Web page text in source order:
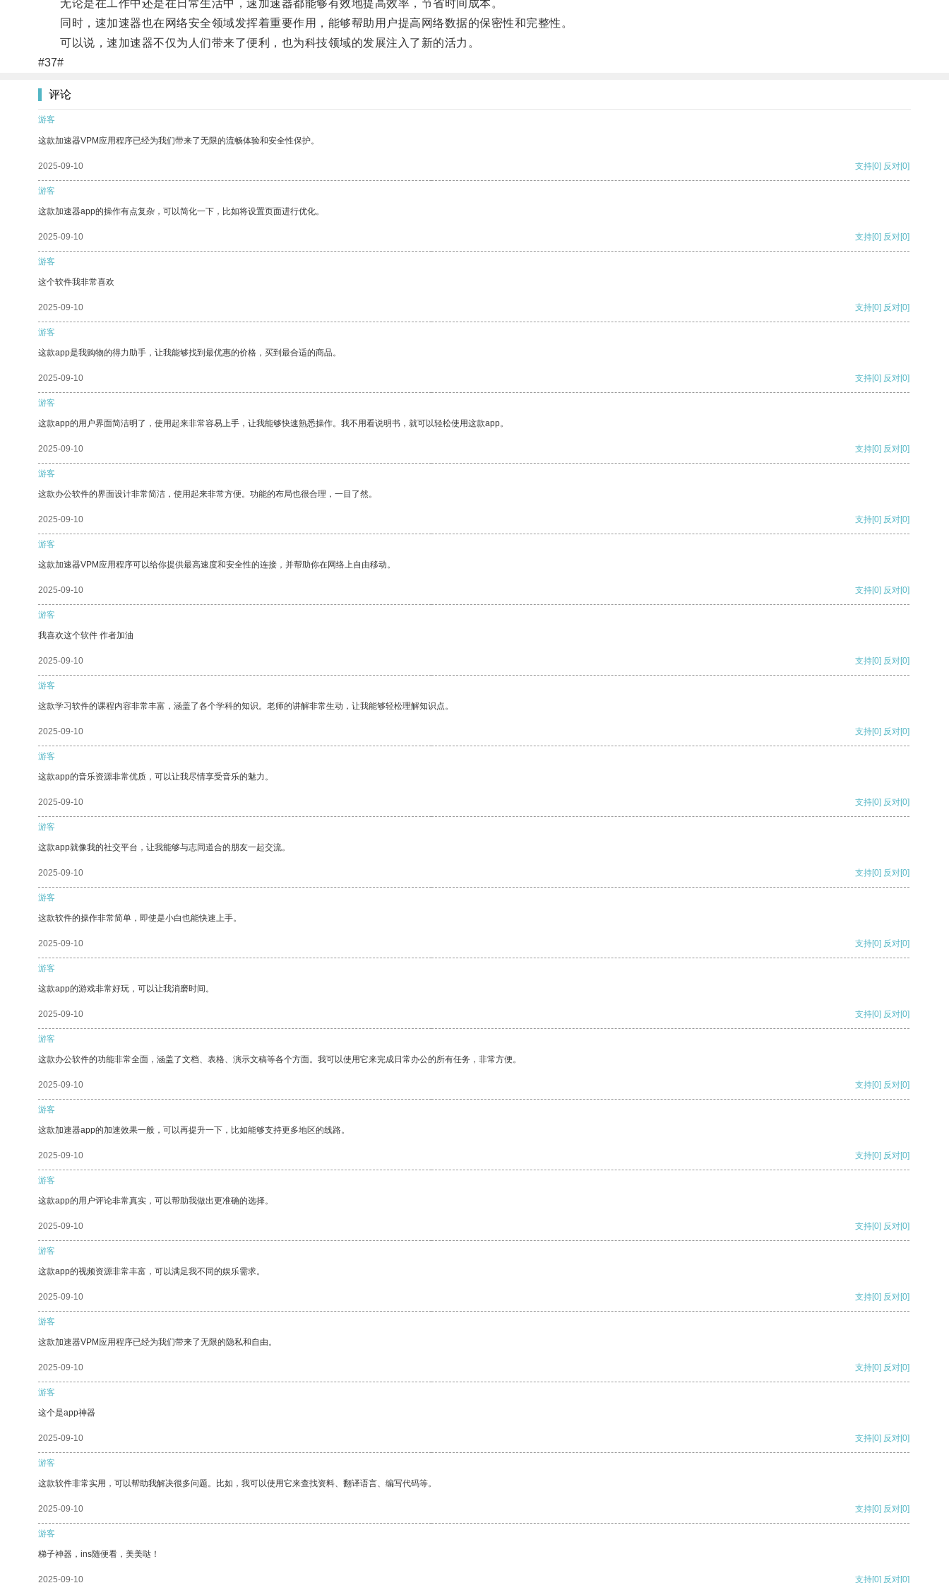
无论是在工作中还是在日常生活中，速加速器都能够有效地提高效率，节省时间成本。
同时，速加速器也在网络安全领域发挥着重要作用，能够帮助用户提高网络数据的保密性和完整性。
可以说，速加速器不仅为人们带来了便利，也为科技领域的发展注入了新的活力。
#37#
评论
游客
这款加速器VPM应用程序已经为我们带来了无限的流畅体验和安全性保护。
2025-09-10 支持[0] 反对[0]
游客
这款加速器app的操作有点复杂，可以简化一下，比如将设置页面进行优化。
2025-09-10 支持[0] 反对[0]
游客
这个软件我非常喜欢
2025-09-10 支持[0] 反对[0]
游客
这款app是我购物的得力助手，让我能够找到最优惠的价格，买到最合适的商品。
2025-09-10 支持[0] 反对[0]
游客
这款app的用户界面简洁明了，使用起来非常容易上手，让我能够快速熟悉操作。我不用看说明书，就可以轻松使用这款app。
2025-09-10 支持[0] 反对[0]
游客
这款办公软件的界面设计非常简洁，使用起来非常方便。功能的布局也很合理，一目了然。
2025-09-10 支持[0] 反对[0]
游客
这款加速器VPM应用程序可以给你提供最高速度和安全性的连接，并帮助你在网络上自由移动。
2025-09-10 支持[0] 反对[0]
游客
我喜欢这个软件 作者加油
2025-09-10 支持[0] 反对[0]
游客
这款学习软件的课程内容非常丰富，涵盖了各个学科的知识。老师的讲解非常生动，让我能够轻松理解知识点。
2025-09-10 支持[0] 反对[0]
游客
这款app的音乐资源非常优质，可以让我尽情享受音乐的魅力。
2025-09-10 支持[0] 反对[0]
游客
这款app就像我的社交平台，让我能够与志同道合的朋友一起交流。
2025-09-10 支持[0] 反对[0]
游客
这款软件的操作非常简单，即使是小白也能快速上手。
2025-09-10 支持[0] 反对[0]
游客
这款app的游戏非常好玩，可以让我消磨时间。
2025-09-10 支持[0] 反对[0]
游客
这款办公软件的功能非常全面，涵盖了文档、表格、演示文稿等各个方面。我可以使用它来完成日常办公的所有任务，非常方便。
2025-09-10 支持[0] 反对[0]
游客
这款加速器app的加速效果一般，可以再提升一下，比如能够支持更多地区的线路。
2025-09-10 支持[0] 反对[0]
游客
这款app的用户评论非常真实，可以帮助我做出更准确的选择。
2025-09-10 支持[0] 反对[0]
游客
这款app的视频资源非常丰富，可以满足我不同的娱乐需求。
2025-09-10 支持[0] 反对[0]
游客
这款加速器VPM应用程序已经为我们带来了无限的隐私和自由。
2025-09-10 支持[0] 反对[0]
游客
这个是app神器
2025-09-10 支持[0] 反对[0]
游客
这款软件非常实用，可以帮助我解决很多问题。比如，我可以使用它来查找资料、翻译语言、编写代码等。
2025-09-10 支持[0] 反对[0]
游客
梯子神器，ins随便看，美美哒！
2025-09-10 支持[0] 反对[0]